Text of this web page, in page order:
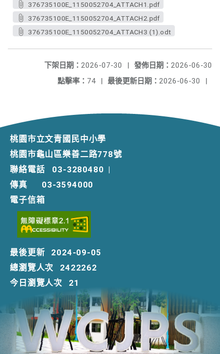
376735100E_1150052704_ATTACH1.pdf
376735100E_1150052704_ATTACH2.pdf
376735100E_1150052704_ATTACH3 (1).odt
發佈日期： 2026-06-30
下架日期： 2026-07-30
|
最後更新日期： 2026-06-30 |
點擊率： 74 |
桃園市立文青國民中小學
桃園市龜山區樂善二路778號
聯絡電話
03-3280480 |
傳真
03-3594000
電子信箱
最後更新
2024-09-05
總瀏覽人次
2422262
今日瀏覽人次
21